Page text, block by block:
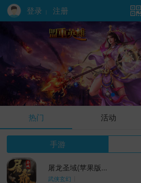
登录 | 注册
盟重英雄
热门 活动
手游
屠龙圣域(苹果版...
武侠玄幻